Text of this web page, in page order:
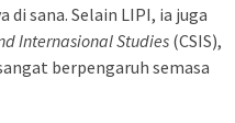
sana. Selain LIPI, ia juga
Internasional Studies (CSIS),
berpengaruh semasa